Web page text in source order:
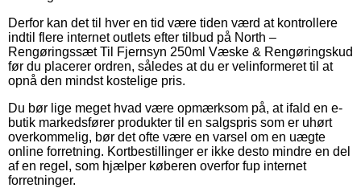
Derfor kan det til hver en tid være tiden værd at kontrollere
indtil flere internet outlets efter tilbud på North –
Rengøringssæt Til Fjernsyn 250ml Væske & Rengøringskud
før du placerer ordren, således at du er velinformeret til at
opnå den mindst kostelige pris.
Du bør lige meget hvad være opmærksom på, at ifald en e-
butik markedsfører produkter til en salgspris som er uhørt
overkommelig, bør det ofte være en varsel om en uægte
online forretning. Kortbestillinger er ikke desto mindre en del
af en regel, som hjælper køberen overfor fup internet
forretninger.